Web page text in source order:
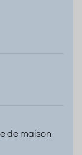
de maison